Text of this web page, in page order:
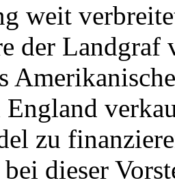
weit
der Landgraf
England
zu
bei dieser